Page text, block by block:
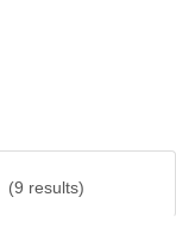
(9 results)